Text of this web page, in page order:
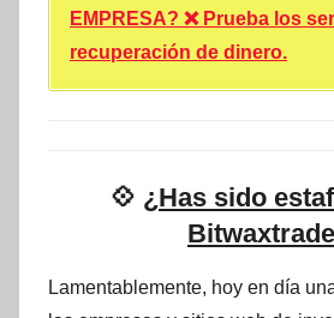
EMPRESA? ❌ Prueba los
recuperación de dinero.
💠 ¿Has sido
Lamentablemente, hoy en día